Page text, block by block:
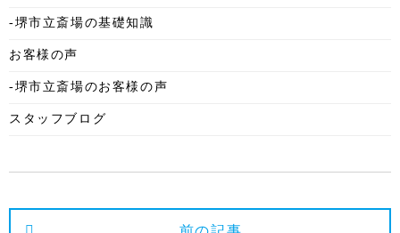
2025年1月
-堺市立斎場の基礎知識
お客様の声
-堺市立斎場のお客様の声
スタッフブログ